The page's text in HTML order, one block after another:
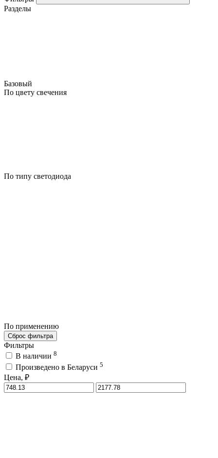
Разделы
Базовый
По цвету свечения
По типу светодиода
По применению
Сброс фильтра
Фильтры
В наличии 8
Произведено в Беларуси 5
Цена, ₽